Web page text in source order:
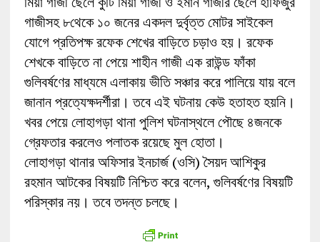
গাজীসহ ৮থেকে ১০ জনের একদল দুর্বৃত্ত মোটর সাইকেল
যোগে প্রতিপক্ষ রফেক শেখের বাড়িতে চড়াও হয়। রফেক
শেখকে বাড়িতে না পেয়ে শাহীন গাজী এক রাউন্ড ফাঁকা
গুলিবর্ষণের মাধ্যমে এলাকায় ভীতি সঞ্চার করে পালিয়ে যায় বলে
জানান প্রত্যেক্ষদর্শীরা। তবে এই ঘটনায় কেউ হতাহত হয়নি।
খবর পেয়ে লোহাগড়া থানা পুলিশ ঘটনাস্থলে পৌছে ৪জনকে
গ্রেফতার করলেও পলাতক রয়েছে মুল হোতা।
লোহাগড়া থানার অফিসার ইনচার্জ (ওসি) সৈয়দ আশিকুর
রহমান আটকের বিষয়টি নিশ্চিত করে বলেন, গুলিবর্ষণের বিষয়টি
পরিস্কার নয়। তবে তদন্ত চলছে।